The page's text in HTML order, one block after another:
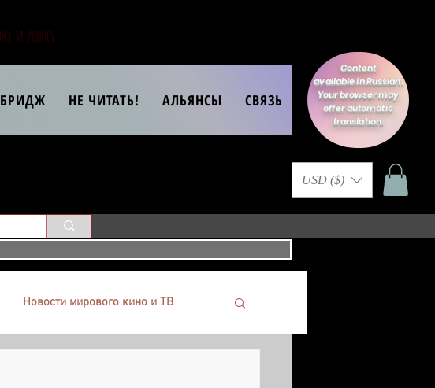
и рынку
НЕ ЧИТАТЬ! АЛЬЯНСЫ СВЯЗЬ
Content
available in Russian.
Your browser may
offer automatic
translation.
USD ($)
Новости мирового кино и ТВ